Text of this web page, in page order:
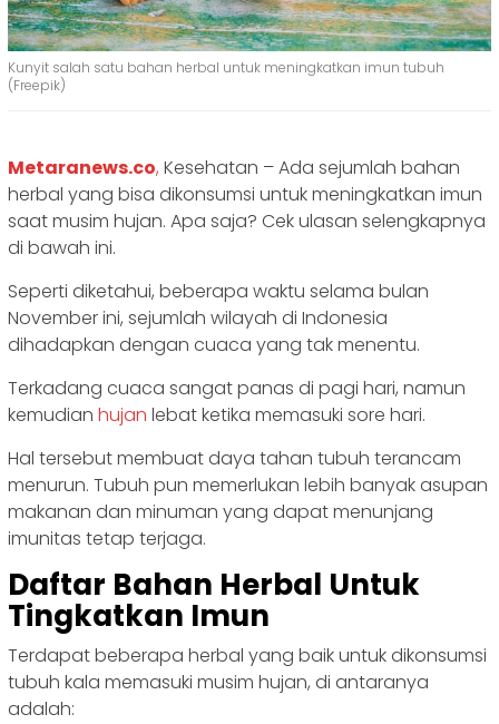
Kunyit salah satu bahan herbal untuk meningkatkan imun tubuh
(Freepik)
Metaranews.co, Kesehatan – Ada sejumlah bahan
herbal yang bisa dikonsumsi untuk meningkatkan imun
saat musim hujan. Apa saja? Cek ulasan selengkapnya
di bawah ini.
Seperti diketahui, beberapa waktu selama bulan
November ini, sejumlah wilayah di Indonesia
dihadapkan dengan cuaca yang tak menentu.
Terkadang cuaca sangat panas di pagi hari, namun
kemudian hujan lebat ketika memasuki sore hari.
Hal tersebut membuat daya tahan tubuh terancam
menurun. Tubuh pun memerlukan lebih banyak asupan
makanan dan minuman yang dapat menunjang
imunitas tetap terjaga.
Daftar Bahan Herbal Untuk
Tingkatkan Imun
Terdapat beberapa herbal yang baik untuk dikonsumsi
tubuh kala memasuki musim hujan, di antaranya
adalah: